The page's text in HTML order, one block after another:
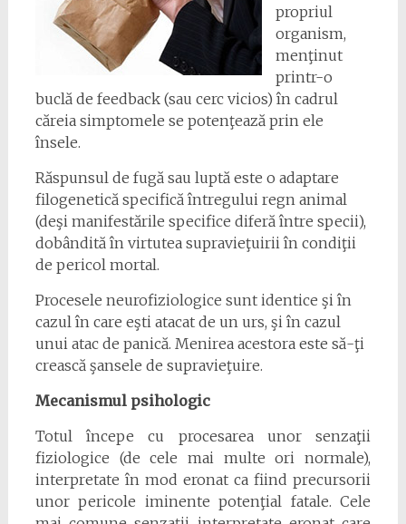
propriul
organism,
menţinut
printr-o
buclă de feedback (sau cerc vicios) în cadrul
căreia simptomele se potenţează prin ele
însele.
Răspunsul de fugă sau luptă este o adaptare
filogenetică specifică întregului regn animal
(deşi manifestările specifice diferă între specii),
dobândită în virtutea supravieţuirii în condiţii
de pericol mortal.
Procesele neurofiziologice sunt identice şi în
cazul în care eşti atacat de un urs, şi în cazul
unui atac de panică. Menirea acestora este să-ţi
crească şansele de supravieţuire.
Mecanismul psihologic
Totul începe cu procesarea unor senzaţii
fiziologice (de cele mai multe ori normale),
interpretate în mod eronat ca fiind precursorii
unor pericole iminente potenţial fatale. Cele